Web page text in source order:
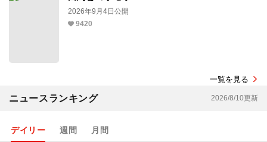
2026年9月4日公開
9420
一覧を見る
ニュースランキング 2026/8/10更新
デイリー 週間 月間